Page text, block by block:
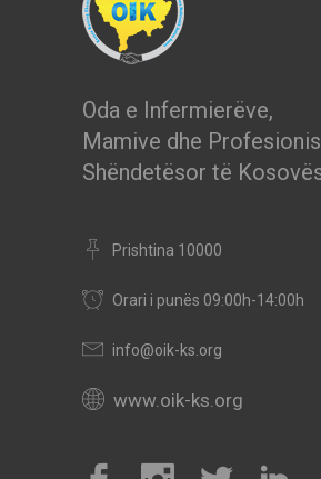
Oda e Infermierëve,
Mamive dhe
Shëndetësor të
Prishtina 10000
Orari i punës 09:00h-14:00h
info@oik-ks.org
www.oik-ks.org